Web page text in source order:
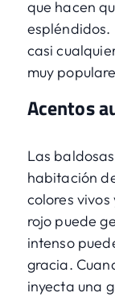
que hacen
casi
muy
Acentos
Las
habitación
colores
rojo puede
intenso
gracia.
inyecta una